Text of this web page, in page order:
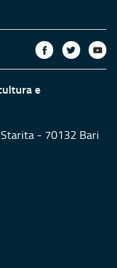
e
Starita - 70132 Bari